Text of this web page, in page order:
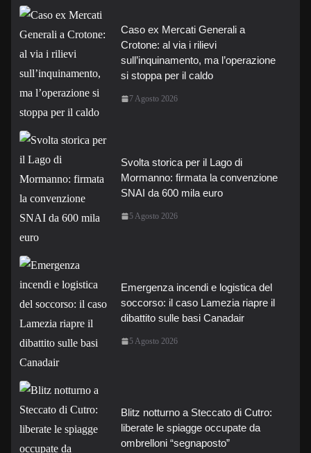
Caso ex Mercati Generali a
Crotone: al via i rilievi
sull’inquinamento, ma l’operazione
si stoppa per il caldo
7 Agosto 2026
Svolta storica per il Lago di
Mormanno: firmata la convenzione
SNAI da 600 mila euro
5 Agosto 2026
Emergenza incendi e logistica del
soccorso: il caso Lamezia riapre il
dibattito sulle basi Canadair
5 Agosto 2026
Blitz notturno a Steccato di Cutro:
liberate le spiagge occupate da
ombrelloni “segnaposto”